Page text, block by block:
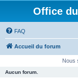
Office
FAQ
Accueil du forum
Nous
Aucun forum.